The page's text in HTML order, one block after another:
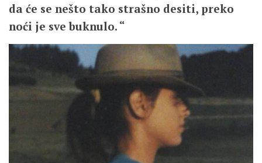
da će se nešto tako strašno desiti, preko
noći je sve buknulo. “